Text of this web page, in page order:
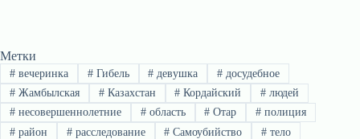
Метки
#вечеринка #Гибель # девушка # досудебное
#Жамбылская #Казахстан # Кордайский # людей
#несовершеннолетние #область # Отар # полиция
#район #расследование # Самоубийство # тело